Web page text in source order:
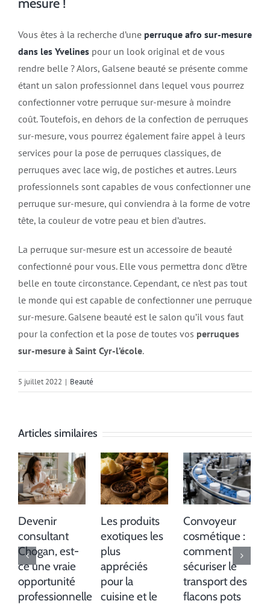
mesure !
Vous êtes à la recherche d’une perruque afro sur-mesure
dans les Yvelines pour un look original et de vous
rendre belle ? Alors, Galsene beauté se présente comme
étant un salon professionnel dans lequel vous pourrez
confectionner votre perruque sur-mesure à moindre
coût. Toutefois, en dehors de la confection de perruques
sur-mesure, vous pourrez également faire appel à leurs
services pour la pose de perruques classiques, de
perruques avec lace wig, de postiches et autres. Leurs
professionnels sont capables de vous confectionner une
perruque sur-mesure, qui conviendra à la forme de votre
tête, la couleur de votre peau et bien d’autres.
La perruque sur-mesure est un accessoire de beauté
confectionné pour vous. Elle vous permettra donc d’être
belle en toute circonstance. Cependant, ce n’est pas tout
le monde qui est capable de confectionner une perruque
sur-mesure. Galsene beauté est le salon qu’il vous faut
pour la confection et la pose de toutes vos perruques
sur-mesure à Saint Cyr-l’école.
5 juillet 2022 | Beauté
Articles similaires
Devenir
consultant
Chogan, est-
ce une vraie
opportunité
professionnelle
Les produits
exotiques les
plus
appréciés
pour la
cuisine et le
Convoyeur
cosmétique :
comment
sécuriser le
transport des
flacons pots